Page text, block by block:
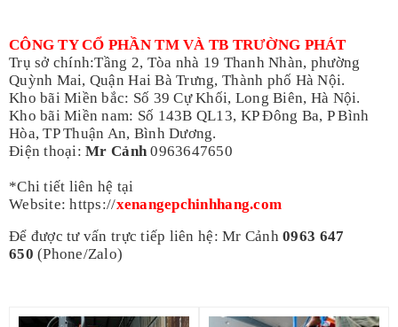
CÔNG TY CỔ PHẦN TM VÀ TB TRƯỜNG PHÁT
Trụ sở chính:Tầng 2, Tòa nhà 19 Thanh Nhàn, phường
Quỳnh Mai, Quận Hai Bà Trưng, Thành phố Hà Nội.
Kho bãi Miền bắc: Số 39 Cự Khối, Long Biên, Hà Nội.
Kho bãi Miền nam: Số 143B QL13, KP Đông Ba, P Bình
Hòa, TP Thuận An, Bình Dương.
Điện thoại:Mr Cảnh0963647650
*Chi tiết liên hệ tại
Website:https://xenangepchinhhang.com
Để được tư vấn trực tiếp liên hệ: Mr Cảnh0963 647
650 (Phone/Zalo)